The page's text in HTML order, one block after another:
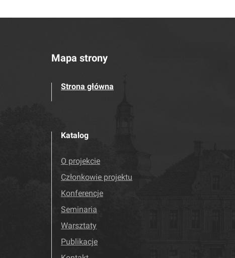
Mapa strony
Strona główna
Katalog
O projekcie
Członkowie projektu
Konferencje
Seminaria
Warsztaty
Publikacje